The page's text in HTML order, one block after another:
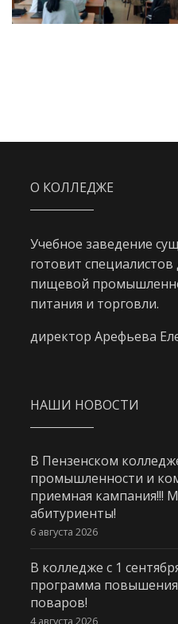
О КОЛЛЕДЖЕ
Учебное заведение
готовит
пищевой
питания и торговли.
директор Арефьева
НАШИ НОВОСТИ
В Пензенском
промышленности и
приемная кампания!!!
абитуриенты!
6 августа 2026
В колледже с 1
программа
поваров!
4 августа 2026